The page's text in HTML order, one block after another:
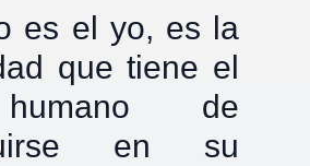
es el yo, es la
que tiene el
de
en su